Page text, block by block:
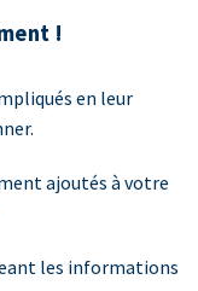
!
en leur
ajoutés à votre
les informations